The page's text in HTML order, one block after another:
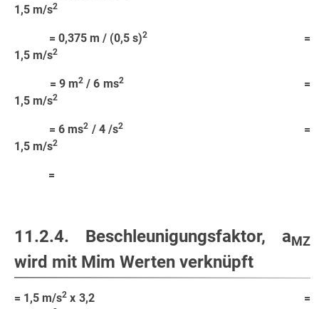
1,5 m/s2
= 0,375 m / (0,5 s)2
=
1,5 m/s2
= 9 m2 / 6 ms2=
1,5 m/s2
= 6 ms2 / 4 /s2=
1,5 m/s2
=
11.2.4. Beschleunigungsfaktor, aMZ
wird mit Mim Werten verknüpft
= 1,5 m/s2 x 3,2 =